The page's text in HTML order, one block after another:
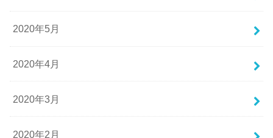
2020年5月
2020年4月
2020年3月
2020年2月